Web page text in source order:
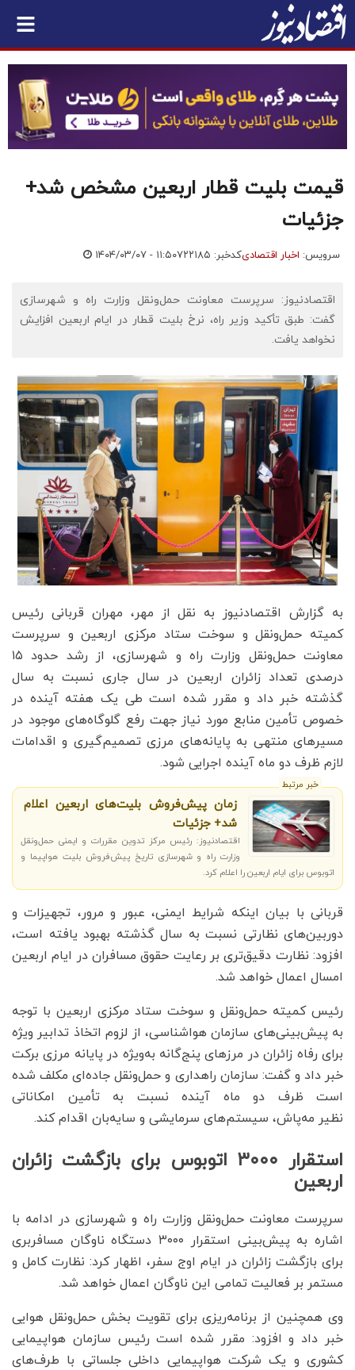
قیمت بلیت قطار اربعین مشخص شد+
جزئیات
سرویس: اخبار اقتصادیکدخبر: ۷۲۲۱۸۵ ۱۴۰۴/۰۳/۰۷ - ۱۱:۵۰
اقتصادنیوز: سرپرست معاونت حمل‌ونقل وزارت راه و شهرسازی
گفت: طبق تأکید وزیر راه، نرخ بلیت قطار در ایام اربعین افزایش
نخواهد یافت.
به گزارش اقتصادنیوز به نقل از مهر، مهران قربانی رئیس
کمیته حمل‌ونقل و سوخت ستاد مرکزی اربعین و سرپرست
معاونت حمل‌ونقل وزارت راه و شهرسازی، از رشد حدود ۱۵
درصدی تعداد زائران اربعین در سال جاری نسبت به سال
گذشته خبر داد و مقرر شده است طی یک هفته آینده در
خصوص تأمین منابع مورد نیاز جهت رفع گلوگاه‌های موجود در
مسیرهای منتهی به پایانه‌های مرزی تصمیم‌گیری و اقدامات
لازم ظرف دو ماه آینده اجرایی شود.
خبر مرتبط
زمان پیش‌فروش بلیت‌های اربعین اعلام
شد+ جزئیات
اقتصادنیوز: رئیس مرکز تدوین مقررات و ایمنی حمل‌ونقل
وزارت راه و شهرسازی تاریخ پیش‌فروش بلیت هواپیما و
اتوبوس برای ایام اربعین را اعلام کرد.
قربانی با بیان اینکه شرایط ایمنی، عبور و مرور، تجهیزات و
دوربین‌های نظارتی نسبت به سال گذشته بهبود یافته است،
افزود: نظارت دقیق‌تری بر رعایت حقوق مسافران در ایام اربعین
امسال اعمال خواهد شد.
رئیس کمیته حمل‌ونقل و سوخت ستاد مرکزی اربعین با توجه
به پیش‌بینی‌های سازمان هواشناسی، از لزوم اتخاذ تدابیر ویژه
برای رفاه زائران در مرزهای پنج‌گانه به‌ویژه در پایانه مرزی برکت
خبر داد و گفت: سازمان راهداری و حمل‌ونقل جاده‌ای مکلف شده
است ظرف دو ماه آینده نسبت به تأمین امکاناتی
نظیر مه‌پاش، سیستم‌های سرمایشی و سایه‌بان اقدام کند.
استقرار ۳۰۰۰ اتوبوس برای بازگشت زائران
اربعین
سرپرست معاونت حمل‌ونقل وزارت راه و شهرسازی در ادامه با
اشاره به پیش‌بینی استقرار ۳۰۰۰ دستگاه ناوگان مسافربری
برای بازگشت زائران در ایام اوج سفر، اظهار کرد: نظارت کامل و
مستمر بر فعالیت تمامی این ناوگان اعمال خواهد شد.
وی همچنین از برنامه‌ریزی برای تقویت بخش حمل‌ونقل هوایی
خبر داد و افزود: مقرر شده است رئیس سازمان هواپیمایی
کشوری و یک شرکت هواپیمایی داخلی جلساتی با طرف‌های